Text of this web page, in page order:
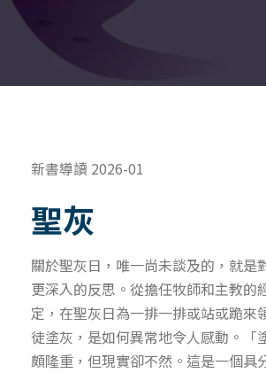
新書導讀 2026-01
聖灰
關於聖灰日，唯一尚未談及的，就是
更深入的反思。從擔任牧師和主教的
定，在聖灰日為一排一排或站或跪來
徒塗灰，是如何異常地令人感動。「
頗隆重，但現實卻不然。這是一個具